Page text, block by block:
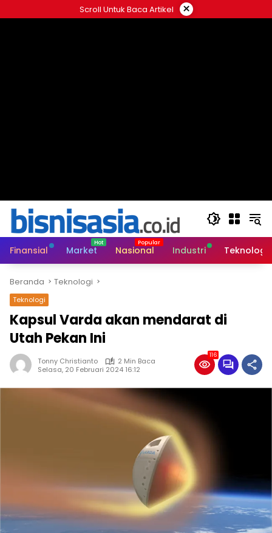
ke
Scroll Untuk Baca Artikel ×
Finansial Market Nasional Industri Teknologi
Beranda Teknologi
Teknologi
Kapsul Varda akan mendarat di
Utah Pekan Ini
Tonny Christianto
2 Min Baca
Selasa, 20 Februari 2024 16:12
116